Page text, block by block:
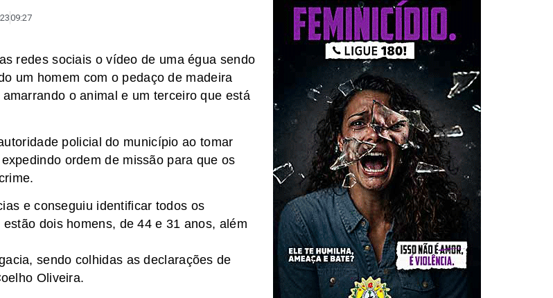
09:27
redes sociais o vídeo de uma égua sendo
um homem com o pedaço de madeira
o animal e um terceiro que está
policial do município ao tomar
ordem de missão para que os
e conseguiu identificar todos os
dois homens, de 44 e 31 anos, além
sendo colhidas as declarações de
Oliveira.